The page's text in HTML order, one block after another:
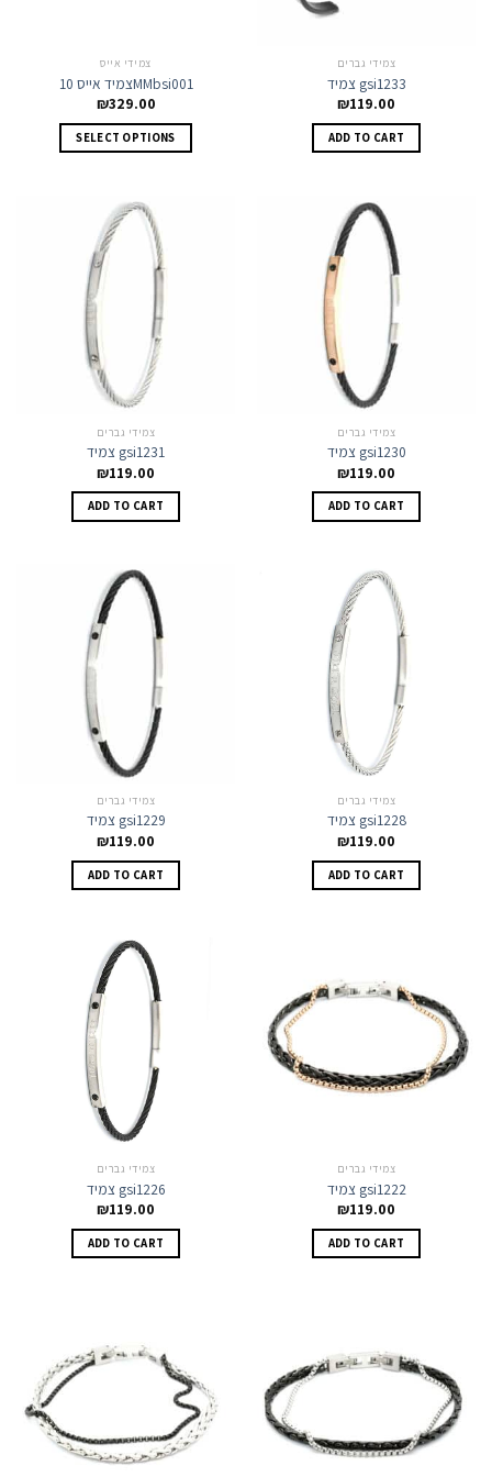
צמידי אייס
צמיד אייס 10MMbsi001
₪329.00
SELECT OPTIONS
This
צמידי גברים
צמיד gsi1233
₪119.00
ADD TO CART
צמידי גברים
צמיד gsi1231
₪119.00
ADD TO CART
צמידי גברים
צמיד gsi1230
₪119.00
ADD TO CART
צמידי גברים
צמיד gsi1229
₪119.00
ADD TO CART
צמידי גברים
צמיד gsi1228
₪119.00
ADD TO CART
צמידי גברים
צמיד gsi1226
₪119.00
ADD TO CART
צמידי גברים
צמיד gsi1222
₪119.00
ADD TO CART